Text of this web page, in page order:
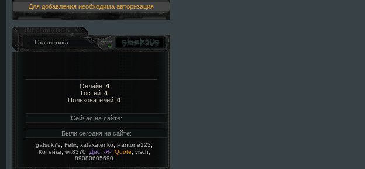
Для добавления необходима авторизация
Статистика
Онлайн: 4
Гостей: 4
Пользователей: 0
Сейчас на сайте:
Были сегодня на сайте:
gatsuk79 Felix xataxatenko Pantone123
Котейка wit8370, Дес, -Я-, Quote visch
89080605690